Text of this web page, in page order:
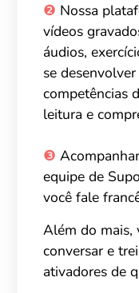
❷ Nossa
vídeos
áudios,
se
competências
leitura e
❸ A
equipede
você fale
Além do mais,
conversar e
ativadores de